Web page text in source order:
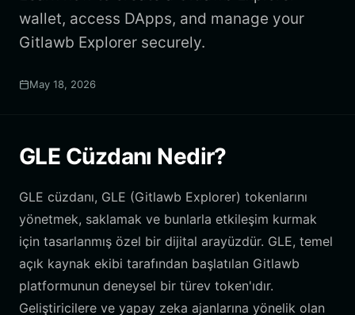
wallet, access DApps, and manage your
Gitlawb Explorer securely.
May 18, 2026
GLE Cüzdanı Nedir?
GLE cüzdanı, GLE (Gitlawb Explorer) tokenlarını
yönetmek, saklamak ve bunlarla etkileşim kurmak
için tasarlanmış özel bir dijital arayüzdür. GLE, temel
açık kaynak ekibi tarafından başlatılan Gitlawb
platformunun deneysel bir türev token'ıdır.
Geliştiricilere ve yapay zeka ajanlarına yönelik olan